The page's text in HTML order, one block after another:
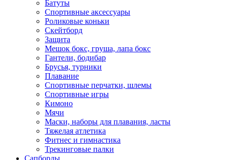
Батуты
Спортивные аксессуары
Роликовые коньки
Скейтборд
Защита
Мешок бокс, груша, лапа бокс
Гантели, бодибар
Брусья, турники
Плавание
Спортивные перчатки, шлемы
Спортивные игры
Кимоно
Мячи
Маски, наборы для плавания, ласты
Тяжелая атлетика
Фитнес и гимнастика
Трекинговые палки